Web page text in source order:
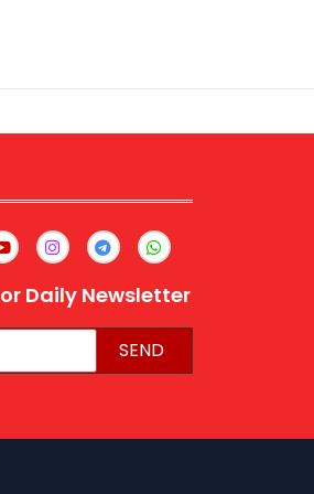
Daily Newsletter
SEND